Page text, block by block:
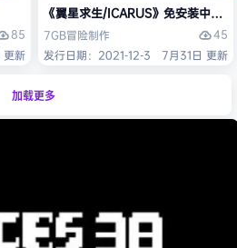
85
更新
《翼星求生/ICARUS》免安装中文版
7GB冒险制作
45
发行日期：2021-12-3
7月31日 更新
加载更多